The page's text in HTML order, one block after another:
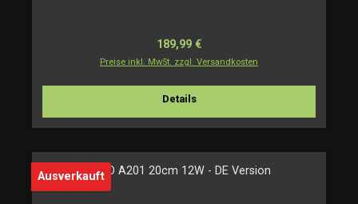
Regulärer Preis:
189,99 €
Preise inkl. MwSt. zzgl. Versandkosten
Details
Ausverkauft